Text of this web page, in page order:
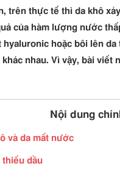
trên thực tế thì da khô
của hàm lượng nước
hoặc bôi lên
nhau. Vì vậy, bài
Nội dung
và da mất nước
thiếu dầu